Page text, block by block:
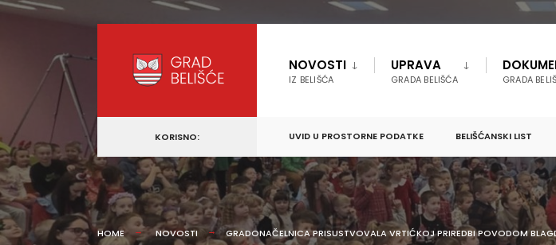
content
content
NOVOSTI
IZ BELIŠĆA
UPRAVA
GRADA BELIŠĆA GRADA
KORISNO: UVID U PROSTORNE PODATKE BELIŠĆANSKI LIST
HOME NOVOSTI GRADONAČELNICA PRISUSTVOVALA VRTIĆKOJ PRIREDBI POVODOM